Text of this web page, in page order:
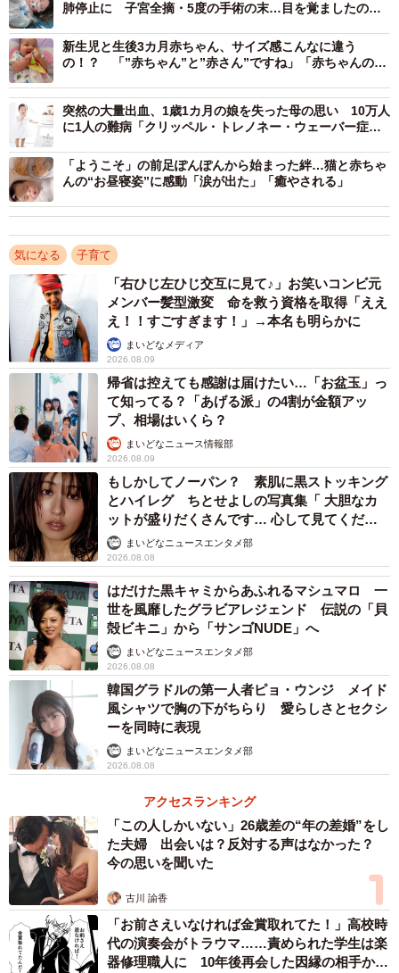
生後9カ月の娘さん／母親提供
います。見比べると、目元の印象が大きく変わっているの
がわかります。KANAさんは、出産直後の印象的なエピソ
ードをこう振り返ります。
「帝王切開だったため、産まれて3日目に母子同室になった
のですが、部屋に連れてきてもらったときに助産師さんか
ら『おめめぱっちりだねー！』と言われました」
助産師からの言葉に驚いたそうですが、出産するまで新生
児を見たことがなかったため、当時はあまりピンとこなか
ったといいます。
「比較対象がなかったので、『ぱっちりなの？そうでもな
くない？』と思っていました」
しかしその後、娘の成長を見守るなかで、助産師のひとこ
とを思い出すようになったそうです。
「新生児のころからうっすら二重の線が出てきてはいたん
ですが、はっきり二重になったのは6カ月ごろです」
生後半年を過ぎたあたりから、写真でも二重がはっきりと
分かるようになり、日々の変化を実感するようになったと
肺停止に 子宮全摘・5度の手術の末…目を覚ましたのは1
新生児と生後3カ月赤ちゃん、サイズ感こんなに違う
の！？ 「”赤ちゃん”と”赤さん”ですね」「赤ちゃんの成
突然の大量出血、1歳1カ月の娘を失った母の思い 10万人
に1人の難病「クリッペル・トレノネー・ウェーバー症候
「ようこそ」の前足ぽんぽんから始まった絆…猫と赤ちゃ
んの“お昼寝姿”に感動「涙が出た」「癒やされる」
気になる 子育て
「右ひじ左ひじ交互に見て♪」お笑いコンビ元
メンバー髪型激変 命を救う資格を取得「ええ
え！！すごすぎます！」→本名も明らかに
まいどなメディア
2026.08.09
帰省は控えても感謝は届けたい…「お盆玉」っ
て知ってる？「あげる派」の4割が金額アッ
プ、相場はいくら？
まいどなニュース情報部
2026.08.09
もしかしてノーパン？ 素肌に黒ストッキング
とハイレグ ちとせよしの写真集「 大胆なカ
ットが盛りだくさんです… 心して見てくださ
い」まいどなニュースエンタメ部
2026.08.08
はだけた黒キャミからあふれるマシュマロ 一
世を風靡したグラビアレジェンド 伝説の「貝
殻ビキニ」から「サンゴNUDE」へ
まいどなニュースエンタメ部
2026.08.08
韓国グラドルの第一人者ピョ・ウンジ メイド
風シャツで胸の下がちらり 愛らしさとセクシ
ーを同時に表現
まいどなニュースエンタメ部
2026.08.08
アクセスランキング
「この人しかいない」26歳差の“年の差婚”をし
た夫婦 出会いは？反対する声はなかった？
今の思いを聞いた
古川 諭香
「お前さえいなければ金賞取れてた！」高校時
代の演奏会がトラウマ……責められた学生は楽
器修理職人に 10年後再会した因縁の相手から